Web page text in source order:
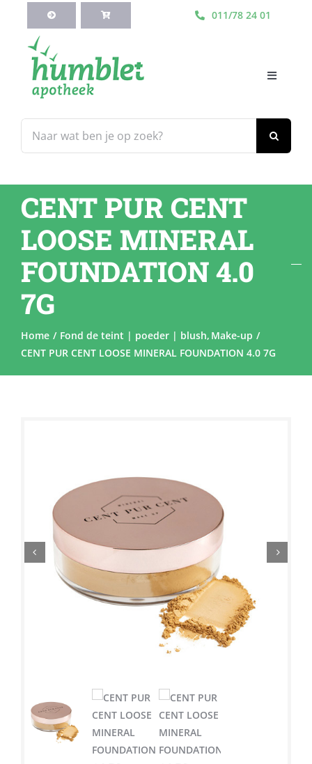
inhoud
011/78 24 01
naar:
Toggle
Webshop
Blog
Diensten
Contacteer Ons
CENT PUR CENT
LOOSE MINERAL
FOUNDATION 4.0
7G
Home Fond de teint | poeder | blush Make-up
CENT PUR CENT LOOSE MINERAL FOUNDATION 4.0 7G